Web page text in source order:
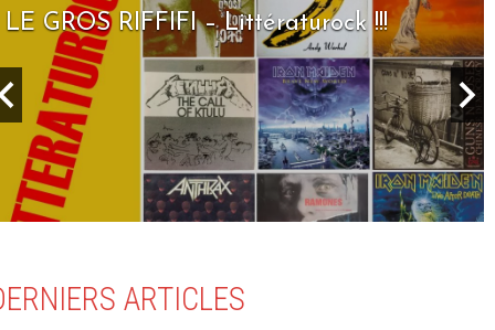
LE GROS RIFFIFI – Seven Days To Rock !!!
ARTICLES